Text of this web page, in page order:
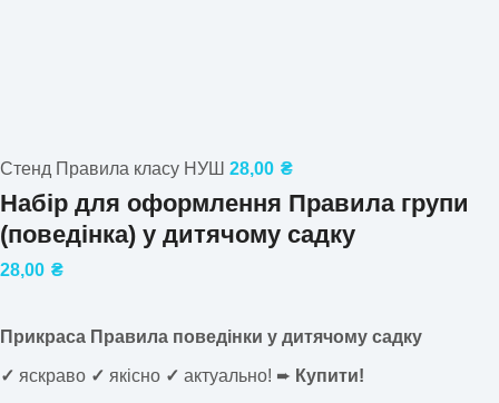
Стенд Правила класу НУШ 28,00 ₴
Набір для оформлення Правила групи
(поведінка) у дитячому садку
28,00 ₴
Прикраса Правила поведінки у дитячому садку
✓ яскраво ✓ якісно ✓ актуально! ➨ Купити!